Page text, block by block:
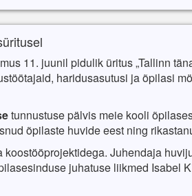
11. juunil pidulik üritus „Tallinn
haridusasutusi ja õpilasi
tunnustusepälvis meie kooli
õpilaste huvideeest ning
koostööprojektidega. Juhendaja
juhatuse liikmed Isabel